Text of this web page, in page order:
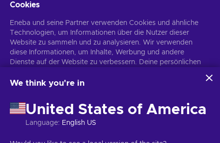
Personalisierte Spielangebote erhalten
denDatenschutzrichtlinien.
Cookies
Eneba und seine Partner verwenden Cookies und ähnliche
Technologien, um Informationen über die Nutzer dieser
Website zu sammeln und zu analysieren. Wir verwenden
diese Informationen, um Inhalte, Werbung und andere
Dienste auf der Website zu verbessern. Deine persönlichen
verwendet werden.
Verwendung dieser Technologien durch Eneba und seine
Partner zu. Du kannst deine Zustimmung anpassen, indem du
auf „Anpassen“ klickst.
verwendet, siehe \nGoogle Business Sicherheit &
We think you're in
United States of America
Language: English US